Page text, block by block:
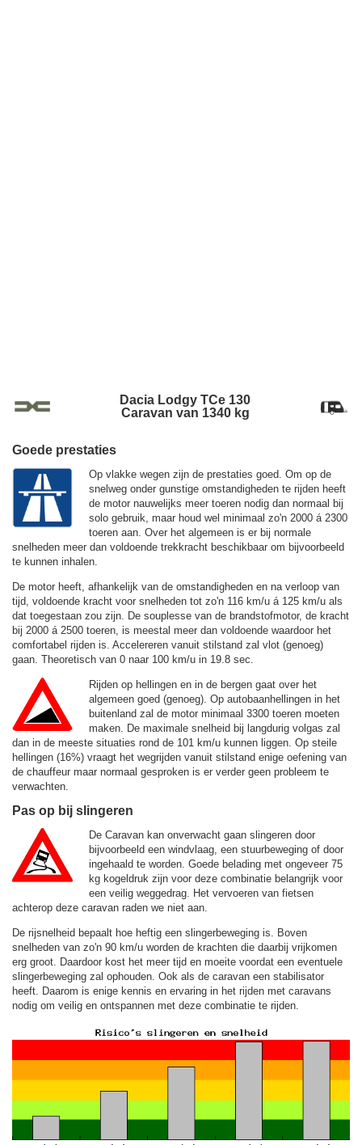
Dacia Lodgy TCe 130
Caravan van 1340 kg
Goede prestaties
Op vlakke wegen zijn de prestaties goed. Om op de
snelweg onder gunstige omstandigheden te rijden heeft
de motor nauwelijks meer toeren nodig dan normaal bij
solo gebruik, maar houd wel minimaal zo'n 2000 á 2300
toeren aan. Over het algemeen is er bij normale
snelheden meer dan voldoende trekkracht beschikbaar om bijvoorbeeld
te kunnen inhalen.
De motor heeft, afhankelijk van de omstandigheden en na verloop van
tijd, voldoende kracht voor snelheden tot zo'n 116 km/u á 125 km/u als
dat toegestaan zou zijn. De souplesse van de brandstofmotor, de kracht
bij 2000 á 2500 toeren, is meestal meer dan voldoende waardoor het
comfortabel rijden is. Accelereren vanuit stilstand zal vlot (genoeg)
gaan. Theoretisch van 0 naar 100 km/u in 19.8 sec.
Rijden op hellingen en in de bergen gaat over het
algemeen goed (genoeg). Op autobaanhellingen in het
buitenland zal de motor minimaal 3300 toeren moeten
maken. De maximale snelheid bij langdurig volgas zal
dan in de meeste situaties rond de 101 km/u kunnen liggen. Op steile
hellingen (16%) vraagt het wegrijden vanuit stilstand enige oefening van
de chauffeur maar normaal gesproken is er verder geen probleem te
verwachten.
Pas op bij slingeren
De Caravan kan onverwacht gaan slingeren door
bijvoorbeeld een windvlaag, een stuurbeweging of door
ingehaald te worden. Goede belading met ongeveer 75
kg kogeldruk zijn voor deze combinatie belangrijk voor
een veilig weggedrag. Het vervoeren van fietsen
achterop deze caravan raden we niet aan.
De rijsnelheid bepaalt hoe heftig een slingerbeweging is. Boven
snelheden van zo'n 90 km/u worden de krachten die daarbij vrijkomen
erg groot. Daardoor kost het meer tijd en moeite voordat een eventuele
slingerbeweging zal ophouden. Ook als de caravan een stabilisator
heeft. Daarom is enige kennis en ervaring in het rijden met caravans
nodig om veilig en ontspannen met deze combinatie te rijden.